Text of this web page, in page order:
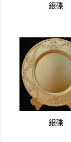
銀碟
銀碟